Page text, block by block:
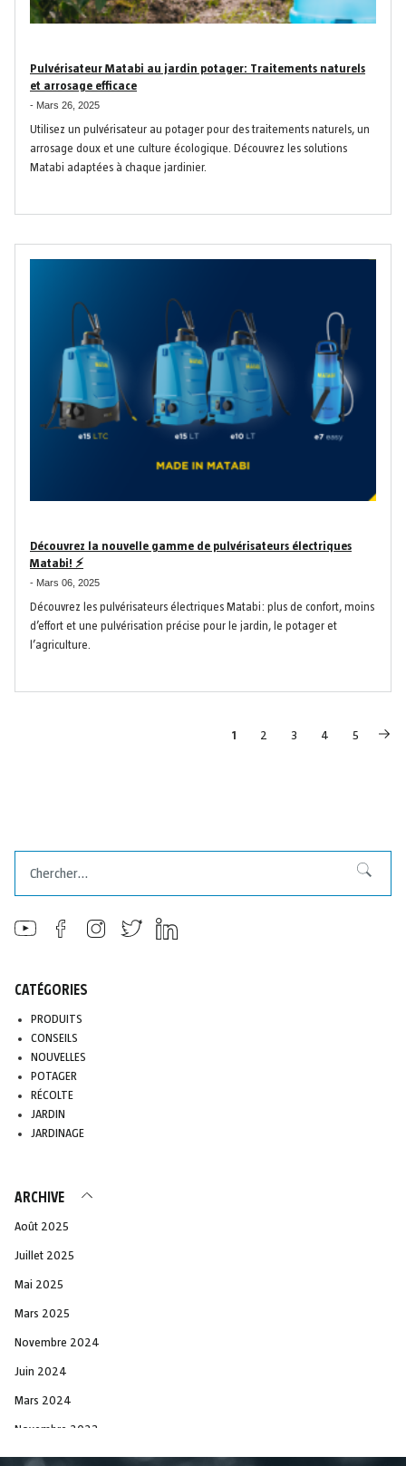
Pulvérisateur Matabi au jardin potager: Traitements naturels
et arrosage efficace
- Mars 26, 2025
Utilisez un pulvérisateur au potager pour des traitements naturels, un
arrosage doux et une culture écologique.
Découvrez les solutions
Matabi adaptées à chaque jardinier.
Découvrez la nouvelle gamme de pulvérisateurs électriques
Matabi! ⚡
- Mars 06, 2025
Découvrez les pulvérisateurs électriques Matabi: plus de confort, moins
d’effort et une pulvérisation précise pour le jardin, le potager et
l’agriculture.
You're currently reading page
1 Page
2 Page
3 Page
4 Page
5
Chercher
CATÉGORIES
PRODUITS
CONSEILS
NOUVELLES
POTAGER
RÉCOLTE
JARDIN
JARDINAGE
ARCHIVE
Août 2025
Juillet 2025
Mai 2025
Mars 2025
Novembre 2024
Juin 2024
Mars 2024
Novembre 2023
Juin 2023